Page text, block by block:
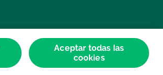
Aceptar todas las
cookies